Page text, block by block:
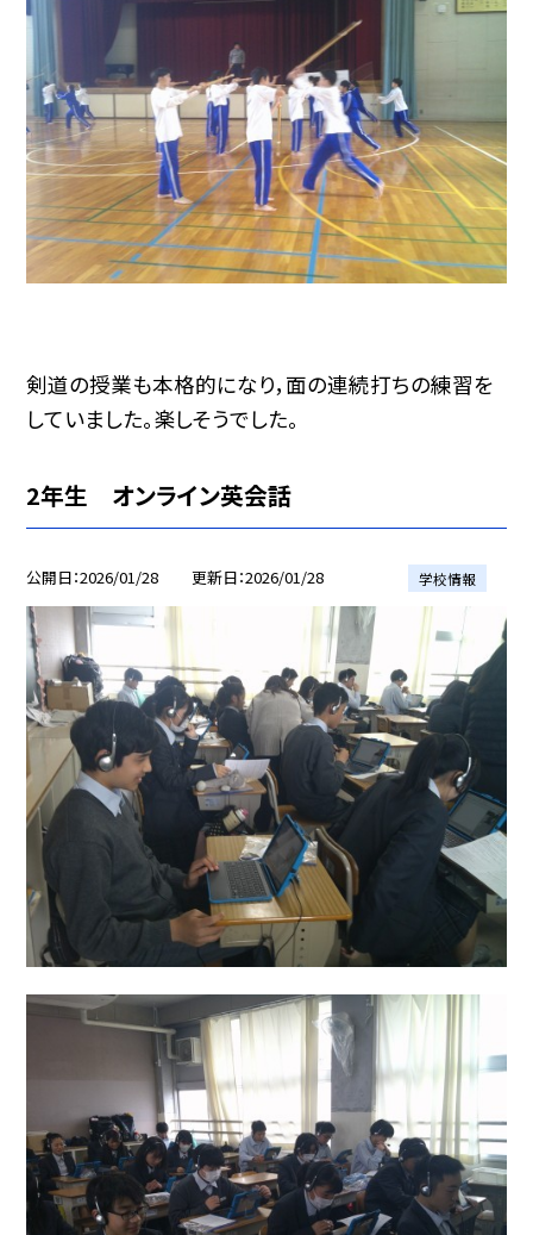
剣道の授業も本格的になり，面の連続打ちの練習を
していました。楽しそうでした。
2年生 オンライン英会話
公開日 2026/01/28 更新日 2026/01/28 学校情報